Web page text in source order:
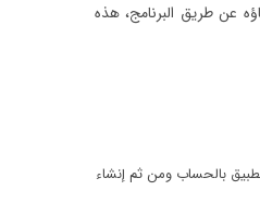
عن طريق البرنامج، هذه
بالحساب ومن ثم إنشاء